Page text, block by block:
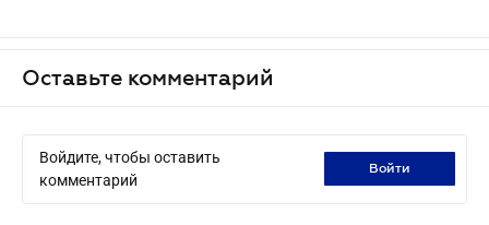
Оставьте комментарий
Войдите, чтобы оставить
комментарий
войти